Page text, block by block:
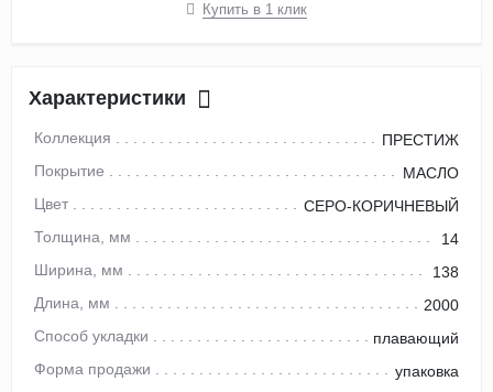
Купить в 1 клик
Характеристики
Коллекция
ПРЕСТИЖ
Покрытие
МАСЛО
Цвет
СЕРО-КОРИЧНЕВЫЙ
Толщина, мм
14
Ширина, мм
138
Длина, мм
2000
Способ укладки
плавающий
Форма продажи
упаковка